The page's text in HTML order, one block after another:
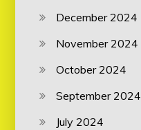
December 2024
November 2024
October 2024
September 2024
July 2024